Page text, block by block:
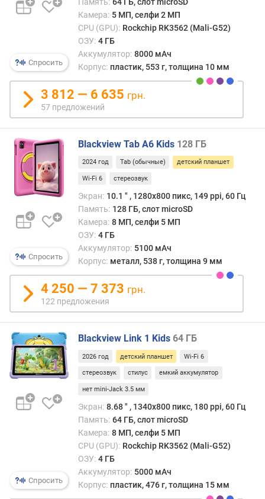
и
е
ш
е
в
ы
м
п
о
о
т
з
в
п
д
т
е
д
о
б
а
в
л
п
о
Спросить
Камера: 5 МП, селфи 2 МП
CPU (GPU): Rockchip RK3562 (Mali-G52)
ОЗУ: 4 ГБ
Аккумулятор: 8000 мАч
Корпус: пластик, 553 г, толщина 10 мм
3 812 — 6 635 грн.
57 предложений
Спросить
Blackview Tab A6 Kids 128 ГБ
2024 год Tab (обычные) детский планшет
Wi-Fi 6 стереозвук
Экран: 10.1 ″ , 1280x800 пикс, 149 ppi, 60 Гц
Память: 128 ГБ, слот microSD
Камера: 8 МП, селфи 5 МП
ОЗУ: 4 ГБ
Аккумулятор: 5100 мАч
Корпус: металл, 538 г, толщина 9 мм
4 250 — 7 373 грн.
122 предложения
Спросить
Blackview Link 1 Kids 64 ГБ
2026 год детский планшет Wi-Fi 6
стереозвук стилус емкий аккумулятор
нет mini-Jack 3.5 мм
Экран: 8.68 ″ , 1340х800 пикс, 180 ppi, 60 Гц
Память: 64 ГБ, слот microSD
Камера: 8 МП, селфи 5 МП
CPU (GPU): Rockchip RK3562 (Mali-G52)
ОЗУ: 4 ГБ
Аккумулятор: 5000 мАч
Корпус: пластик, 476 г, толщина 15 мм